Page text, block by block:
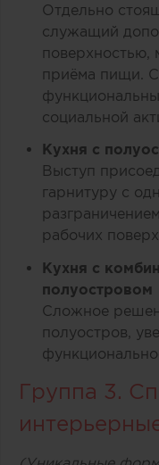
Отдельно
служащий
поверхностью,
приёма пищи.
социальной
Кухня с
Выступ
гарнитуру с
рабочих
Кухня с
полуостровом
Сложное
полуостров,
Группа 3.